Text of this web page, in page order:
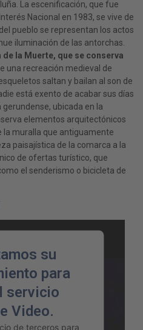
La escenificación, que fue
Nacional en 1983, se vive de
pueblo se representan los actos
iluminación de las antorchas.
la Muerte, que se conserva
una recreación medieval de
saltan y bailan al son de
está exento de acabar sus días
ubicada en la
elementos arquitectónicos
muralla que antiguamente
paisajística de la comarca a la
de ofertas turístico, que
el senderismo o bicicleta de
su
para
servicio
Video.
de terceros para